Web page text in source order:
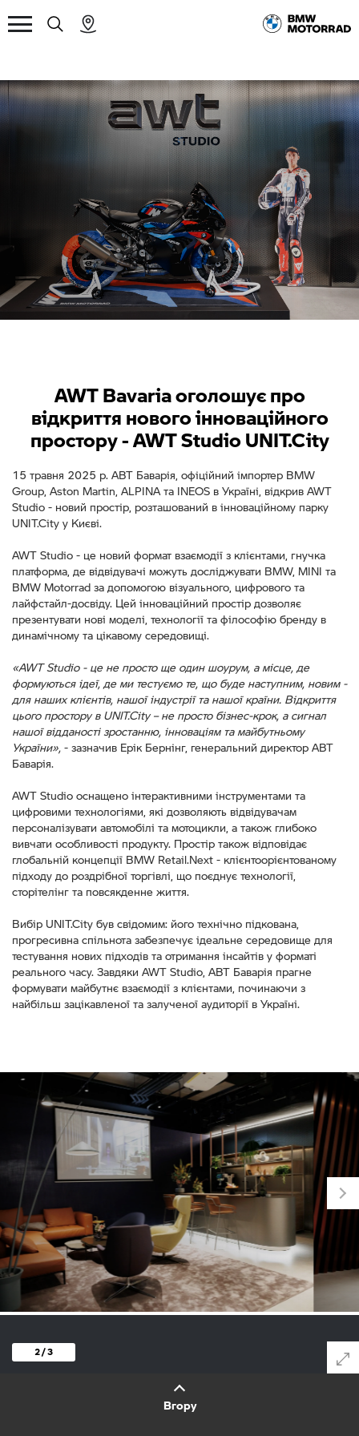
AWT Bavaria оголошує про
відкриття нового інноваційного
простору - AWT Studio UNIT.City
15 травня 2025 р. АВТ Баварія, офіційний імпортер BMW
Group, Aston Martin, ALPINA та INEOS в Україні, відкрив AWT
Studio - новий простір, розташований в інноваційному парку
UNIT.City у Києві.
AWT Studio - це новий формат взаємодії з клієнтами, гнучка
платформа, де відвідувачі можуть досліджувати BMW, MINI та
BMW Motorrad за допомогою візуального, цифрового та
лайфстайл-досвіду. Цей інноваційний простір дозволяє
презентувати нові моделі, технології та філософію бренду в
динамічному та цікавому середовищі.
«AWT Studio - це не просто ще один шоурум, а місце, де
формуються ідеї, де ми тестуємо те, що буде наступним, новим -
для наших клієнтів, нашої індустрії та нашої країни. Відкриття
цього простору в UNIT.City – не просто бізнес-крок, а сигнал
нашої відданості зростанню, інноваціям та майбутньому
України»,- зазначив Ерік Бернінг, генеральний директор АВТ
Баварія.
AWT Studio оснащено інтерактивними інструментами та
цифровими технологіями, які дозволяють відвідувачам
персоналізувати автомобілі та мотоцикли, а також глибоко
вивчати особливості продукту. Простір також відповідає
глобальній концепції BMW Retail.Next - клієнтоорієнтованому
підходу до роздрібної торгівлі, що поєднує технології,
сторітелінг та повсякденне життя.
Вибір UNIT.City був свідомим: його технічно підкована,
прогресивна спільнота забезпечує ідеальне середовище для
тестування нових підходів та отримання інсайтів у форматі
реального часу. Завдяки AWT Studio, АВТ Баварія прагне
формувати майбутнє взаємодії з клієнтами, починаючи з
найбільш зацікавленої та залученої аудиторії в Україні.
1 / 3
Вгору